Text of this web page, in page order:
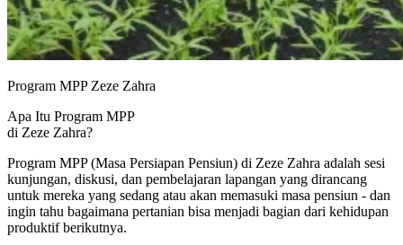
Program MPP Zeze Zahra
Apa Itu Program MPP
di Zeze Zahra?
Program MPP (Masa Persiapan Pensiun) di Zeze Zahra adalah sesi
kunjungan, diskusi, dan pembelajaran lapangan yang dirancang
untuk mereka yang sedang atau akan memasuki masa pensiun - dan
ingin tahu bagaimana pertanian bisa menjadi bagian dari kehidupan
produktif berikutnya.